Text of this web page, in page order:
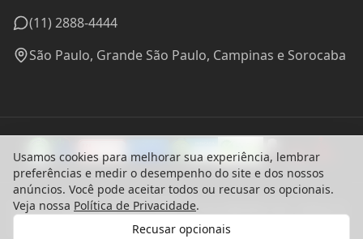
(11) 2888-4444
São Paulo, Grande São Paulo, Campinas e Sorocaba
© 2024 Madel Madeiras. CNPJ: 57.314.288/0001-96 - Todos os
Usamos cookies para melhorar sua experiência, lembrar
preferências e medir o desempenho do site e dos nossos
anúncios. Você pode aceitar todos ou recusar os opcionais.
Veja nossa Política de Privacidade.
Recusar opcionais